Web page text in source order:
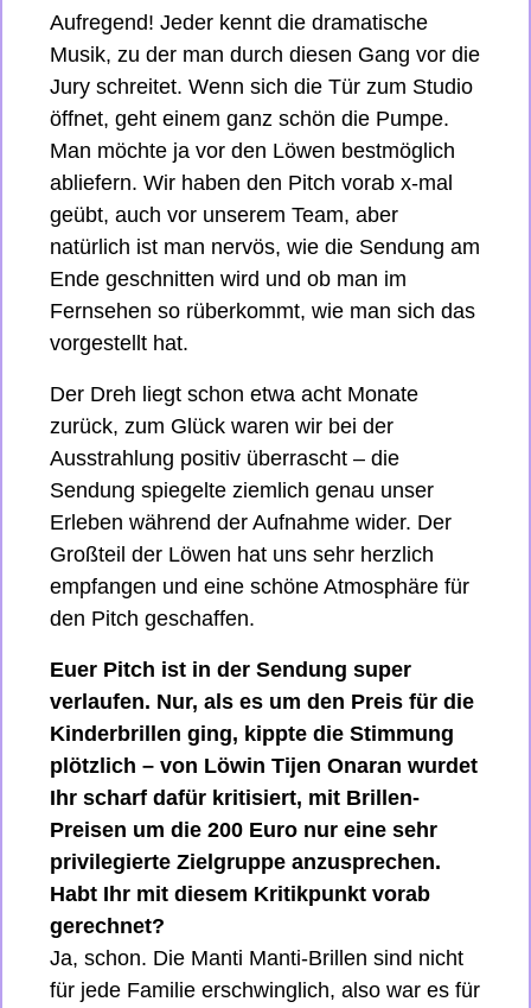
Aufregend! Jeder kennt die dramatische
Musik, zu der man durch diesen Gang vor die
Jury schreitet. Wenn sich die Tür zum Studio
öffnet, geht einem ganz schön die Pumpe.
Man möchte ja vor den Löwen bestmöglich
abliefern. Wir haben den Pitch vorab x-mal
geübt, auch vor unserem Team, aber
natürlich ist man nervös, wie die Sendung am
Ende geschnitten wird und ob man im
Fernsehen so rüberkommt, wie man sich das
vorgestellt hat.
Der Dreh liegt schon etwa acht Monate
zurück, zum Glück waren wir bei der
Ausstrahlung positiv überrascht – die
Sendung spiegelte ziemlich genau unser
Erleben während der Aufnahme wider. Der
Großteil der Löwen hat uns sehr herzlich
empfangen und eine schöne Atmosphäre für
den Pitch geschaffen.
Euer Pitch ist in der Sendung super
verlaufen. Nur, als es um den Preis für die
Kinderbrillen ging, kippte die Stimmung
plötzlich – von Löwin Tijen Onaran wurdet
Ihr scharf dafür kritisiert, mit Brillen-
Preisen um die 200 Euro nur eine sehr
privilegierte Zielgruppe anzusprechen.
Habt Ihr mit diesem Kritikpunkt vorab
gerechnet?
Ja, schon. Die Manti Manti-Brillen sind nicht
für jede Familie erschwinglich, also war es für